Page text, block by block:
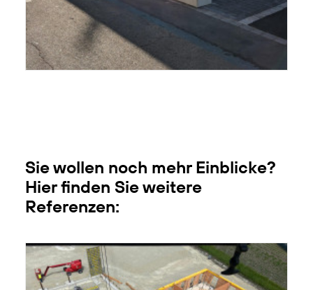
Sie wollen noch mehr Einblicke?
Hier finden Sie weitere
Referenzen: